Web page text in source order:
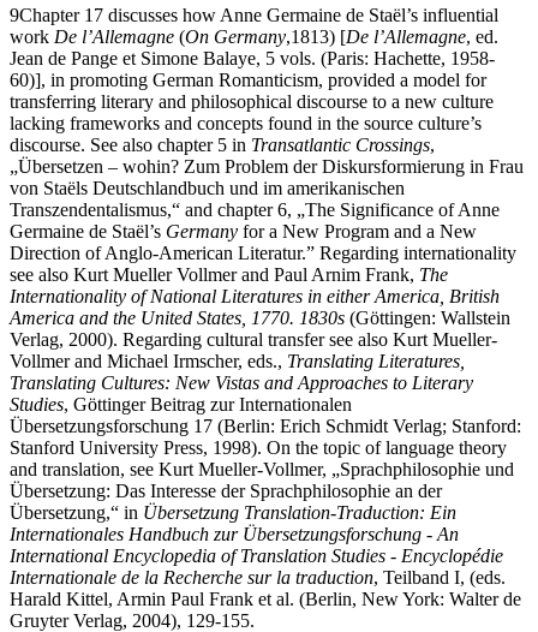
9Chapter 17 discusses how Anne Germaine de Staël’s influential
work De l’Allemagne (On Germany,1813) [De l’Allemagne, ed.
Jean de Pange et Simone Balaye, 5 vols. (Paris: Hachette, 1958-
60)], in promoting German Romanticism, provided a model for
transferring literary and philosophical discourse to a new culture
lacking frameworks and concepts found in the source culture’s
discourse. See also chapter 5 in Transatlantic Crossings,
„Übersetzen – wohin? Zum Problem der Diskursformierung in Frau
von Staëls Deutschlandbuch und im amerikanischen
Transzendentalismus,“ and chapter 6, „The Significance of Anne
Germaine de Staël’s Germany for a New Program and a New
Direction of Anglo-American Literatur.” Regarding internationality
see also Kurt Mueller Vollmer and Paul Arnim Frank, The
Internationality of National Literatures in either America, British
America and the United States, 1770. 1830s (Göttingen: Wallstein
Verlag, 2000). Regarding cultural transfer see also Kurt Mueller-
Vollmer and Michael Irmscher, eds., Translating Literatures,
Translating Cultures: New Vistas and Approaches to Literary
Studies, Göttinger Beitrag zur Internationalen
Übersetzungsforschung 17 (Berlin: Erich Schmidt Verlag; Stanford:
Stanford University Press, 1998). On the topic of language theory
and translation, see Kurt Mueller-Vollmer, „Sprachphilosophie und
Übersetzung: Das Interesse der Sprachphilosophie an der
Übersetzung,“ in Übersetzung Translation-Traduction: Ein
Internationales Handbuch zur Übersetzungsforschung - An
International Encyclopedia of Translation Studies - Encyclopédie
Internationale de la Recherche sur la traduction, Teilband I, (eds.
Harald Kittel, Armin Paul Frank et al. (Berlin, New York: Walter de
Gruyter Verlag, 2004), 129-155.